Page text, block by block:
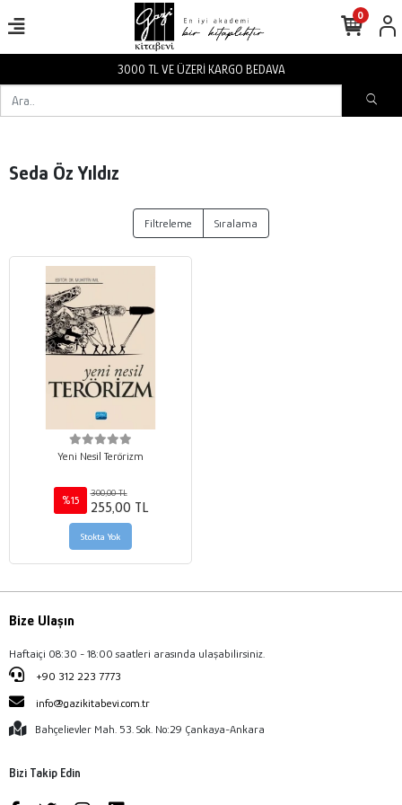
3000 TL VE ÜZERİ KARGO BEDAVA
0
Seda Öz Yıldız
Filtreleme Sıralama
Yeni Nesil Terörizm
%15
300,00 TL
255,00 TL
Stokta Yok
Bize Ulaşın
Haftaiçi 08:30 - 18:00 saatleri arasında ulaşabilirsiniz.
+90 312 223 7773
info@gazikitabevi.com.tr
Bahçelievler Mah. 53. Sok. No:29 Çankaya-Ankara
Bizi Takip Edin